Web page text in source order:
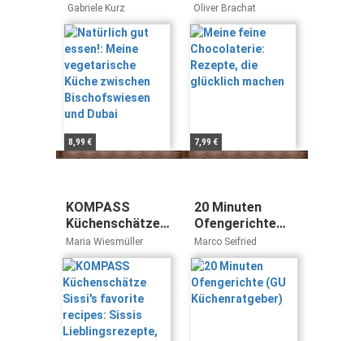
vegetarische
Küche zwischen
Bischofswiesen
und Dubai
Gabriele Kurz
8,99 €
Rezepte, die
glücklich
machen
Oliver Brachat
7,99 €
KOMPASS
Küchenschätze
Sissi's favorite
recipes: Sissis
Lieblingsrezepte,
Englische
Ausgabe
Maria Wiesmüller
20 Minuten
Ofengerichte
(GU
Küchenratgeber)
Marco Seifried